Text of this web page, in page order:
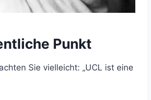
Punkt
Sie vielleicht: „UCL ist eine